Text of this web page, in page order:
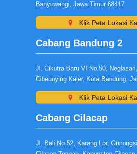
Banyuwangi, Jawa Timur 68417
Klik Peta Lokasi
Cabang Bandung 2
Jl. Cikutra Baru VI No.50,
Cibeunying Kaler, Kota Bandung,
Klik Peta Lokasi
Cabang Cilacap
Jl. Bali No.52, Karang Lor,